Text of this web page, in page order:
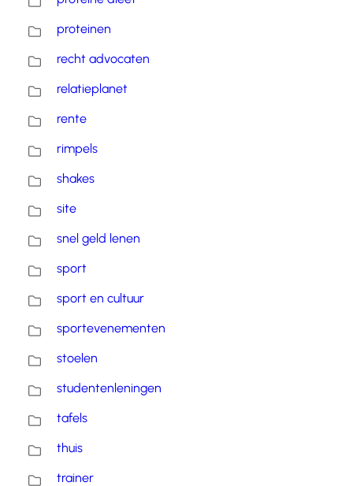
proteinen
recht advocaten
relatieplanet
rente
rimpels
shakes
site
snel geld lenen
sport
sport en cultuur
sportevenementen
stoelen
studentenleningen
tafels
thuis
trainer